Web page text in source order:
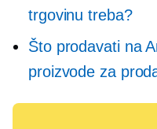
trgovinu treba?
Što prodavati na
proizvode za